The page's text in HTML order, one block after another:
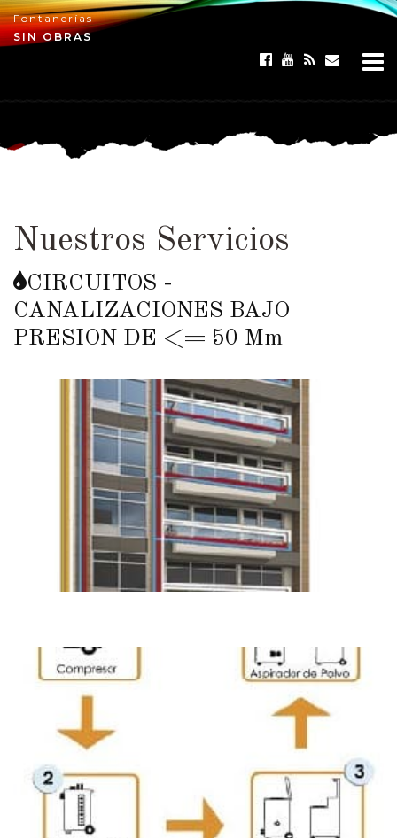
Fontanerías
SIN OBRAS
Nuestros Servicios
CIRCUITOS -
CANALIZACIONES BAJO
PRESION DE <= 50 Mm